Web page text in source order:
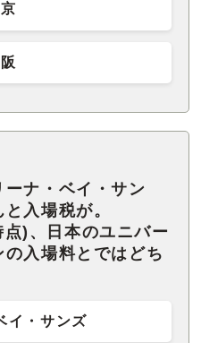
ーナ・ベイ・サン
入場税が。
)、日本のユニバー
入場料とではどち
イ・サンズ